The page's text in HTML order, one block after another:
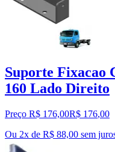
Suporte Fixacao
160 Lado Direito
Preço R$ 176,00R$ 176,00
Ou 2x de R$ 88,00 sem